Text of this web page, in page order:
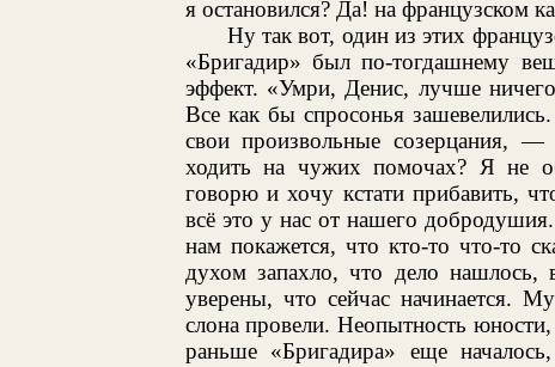
я остановился? Да! на французском
Ну так вот, один из этих
«Бригадир» был по-тогдашнему
эффект. «Умри, Денис, лучше
Все как бы спросонья
свои произвольные созерцания,
ходить на чужих помочах? Я не
говорю и хочу кстати прибавить,
всё это у нас от нашего
нам покажется, что кто-то что-то
духом запахло, что дело
уверены, что сейчас начинается.
слона провели. Неопытность
раньше «Бригадира» еще